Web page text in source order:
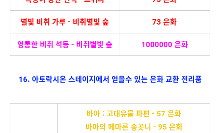
별빛 비취 가루 - 비취별빛 숲 73 은화
영롱한 비취 석등 - 비취별빛 숲 1000000 은화
16. 아토락시온 스테이지에서 얻을수 있는 은화 교환 전리품
바아 : 고대유물 파편 - 57 은화
바아의 메마른 송곳니 - 95 은화